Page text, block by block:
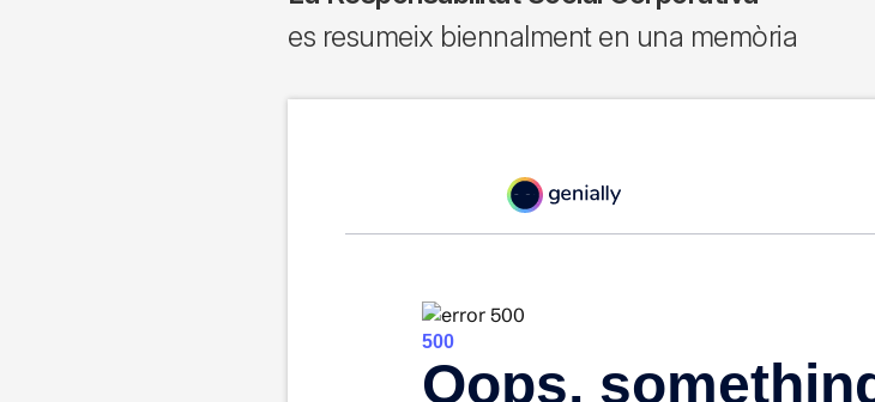
es resumeix biennalment en una memòria